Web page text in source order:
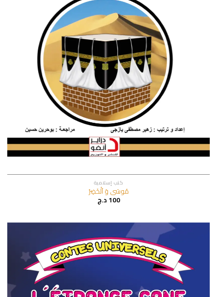
كتب إسلامية
مُوسَى وَ اَلْخَضِرُ
100د.ج